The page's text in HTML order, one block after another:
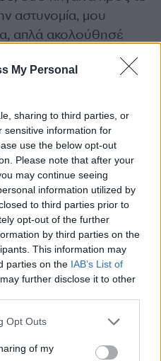
My Personal
sharing to third parties, or
sensitive information for
use the below opt-out
Please note that after your
may continue seeing
information utilized by
to third parties prior to
opt-out of the further
by third parties on the
This information may
parties on the IAB’s List of
further disclose it to other
uses one or more Google
behaviour. You may click to
Opt Outs
of my
αστυνομία, μου
απλά ακολούθησέ
του . Ο ίδιος
να απολαμβάνει